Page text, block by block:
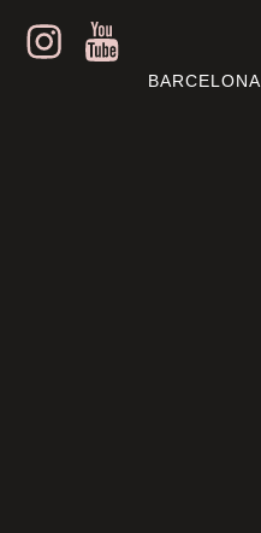
InstagramYoutube
BARCELONA